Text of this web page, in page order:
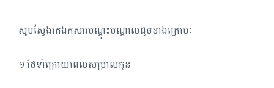
សូមស្វែងរកឯកសារបណ្តុះបណ្តាលដូចខាងក្រោមៈ
១​ ថែទាំក្រោយពេលសម្រាលកូន